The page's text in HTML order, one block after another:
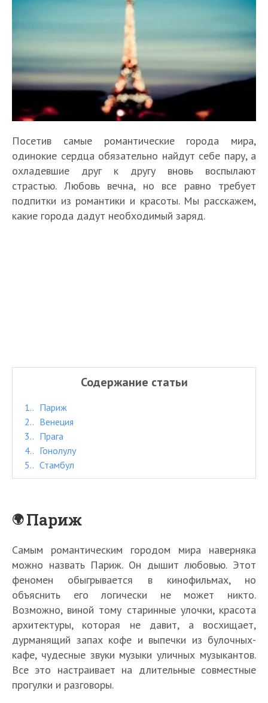
Посетив самые романтические города мира,
одинокие сердца обязательно найдут себе пару, а
охладевшие друг к другу вновь воспылают
страстью. Любовь вечна, но все равно требует
подпитки из романтики и красоты. Мы расскажем,
какие города дадут необходимый заряд.
Содержание статьи
1.
Париж
2.
Венеция
3.
Прага
4.
Гонолулу
5.
Стамбул
Париж
Самым романтическим городом мира наверняка
можно назвать Париж. Он дышит любовью. Этот
феномен обыгрывается в кинофильмах, но
объяснить его логически не может никто.
Возможно, виной тому старинные улочки, красота
архитектуры, которая не давит, а восхищает,
дурманящий запах кофе и выпечки из булочных-
кафе, чудесные звуки музыки уличных музыкантов.
Все это настраивает на длительные совместные
прогулки и разговоры.